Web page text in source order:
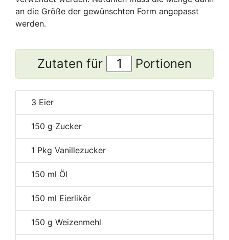
an die Größe der gewünschten Form angepasst
werden.
Zutaten für Portionen
3 Eier
150 g Zucker
1 Pkg Vanillezucker
150 ml Öl
150 ml Eierlikör
150 g Weizenmehl